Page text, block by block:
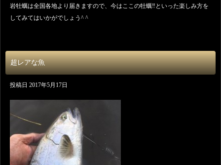
岩牡蠣は全国各地より届きますので、今はここの牡蠣‼️といった楽しみ方を
してみてはいかがでしょう^ ^
超レアな魚
投稿日 2017年5月17日